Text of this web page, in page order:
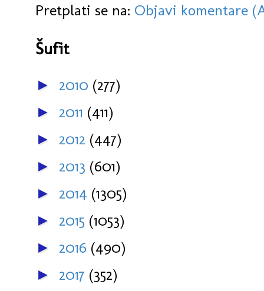
Pretplati se na: Objavi komentare
Šufit
► 2010 (277)
► 2011 (411)
► 2012 (447)
► 2013 (601)
► 2014 (1305)
► 2015 (1053)
► 2016 (490)
► 2017 (352)